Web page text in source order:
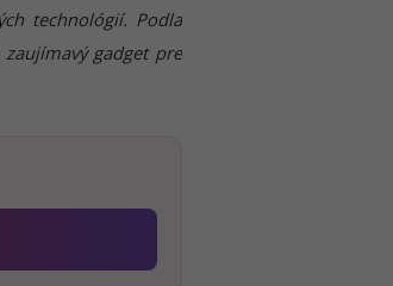
technológií. Podla
gadget pre
okne